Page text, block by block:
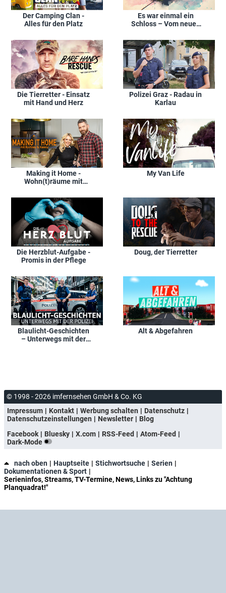
Der Camping Clan -
Alles für den Platz
Es war einmal ein
Schloss – Vom neuen
Landsitzen
Die Tierretter - Einsatz
mit Hand und Herz
Polizei Graz - Radau in
Karlau
Making it Home -
Wohn(t)räume mit
My Van Life
Die Herzblut-Aufgabe -
Promis in der Pflege
Doug, der Tierretter
Blaulicht-Geschichten
– Unterwegs mit der
Alt & Abgefahren
© 1998 - 2026 imfernsehen GmbH & Co. KG
Impressum
Kontakt Werbung schalten
Datenschutz
Datenschutzeinstellungen
Newsletter
Blog
Facebook
Bluesky X.com RSS-Feed
Atom-Feed
Dark-Mode
nach oben Hauptseite Stichwortsuche
Serien
Dokumentationen & Sport
Serieninfos, Streams, TV-Termine, News, Links zu "Achtung
Planquadrat!"